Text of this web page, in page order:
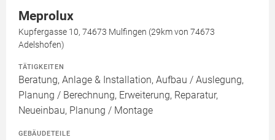
Meprolux
Kupfergasse 10, 74673 Mulfingen (29km von 74673
Adelshofen)
TÄTIGKEITEN
Beratung, Anlage & Installation, Aufbau / Auslegung,
Planung / Berechnung, Erweiterung, Reparatur,
Neueinbau, Planung / Montage
GEBÄUDETEILE